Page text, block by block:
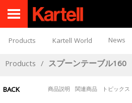
Products Kartell World News
Products / スプーンテーブル160
BACK 商品説明 関連商品 トピックス